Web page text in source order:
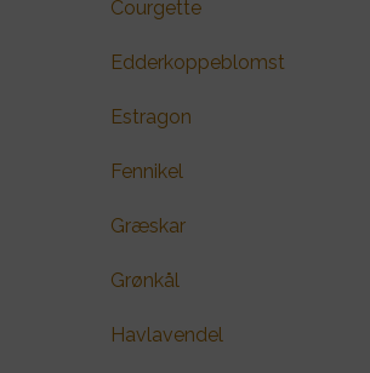
Courgette
Edderkoppeblomst
Estragon
Fennikel
Græskar
Grønkål
Havlavendel